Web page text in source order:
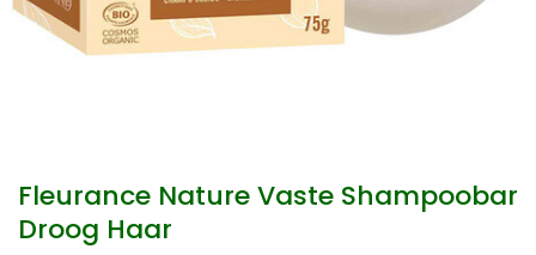
Fleurance Nature Vaste Shampoobar
Droog Haar